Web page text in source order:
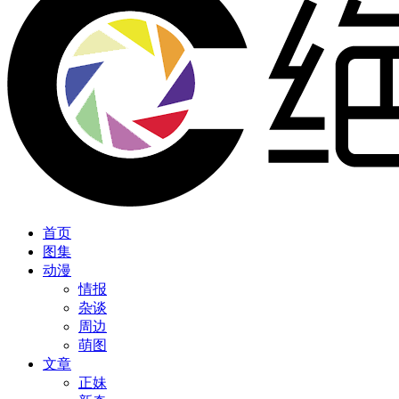
首页
图集
动漫
情报
杂谈
周边
萌图
文章
正妹